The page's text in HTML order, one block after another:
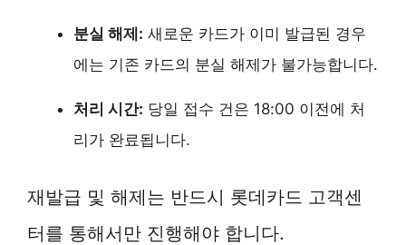
분실 해제: 새로운 카드가 이미 발급된 경우
에는 기존 카드의 분실 해제가 불가능합니다.
처리 시간: 당일 접수 건은 18:00 이전에 처
리가 완료됩니다.
재발급 및 해제는 반드시 롯데카드 고객센
터를 통해서만 진행해야 합니다.